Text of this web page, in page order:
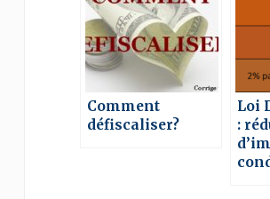
Comment
défiscaliser?
Loi
: